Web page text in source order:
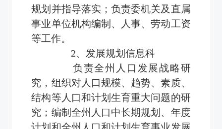
规划并指导落实；负责委机关及直属
事业单位机构编制、人事、劳动工资
等工作。
2、发展规划信息科
负责全州人口发展战略研
究，组织对人口规模、趋势、素质、
结构等人口和计划生育重大问题的研
究；编制全州人口中长期规划、年度